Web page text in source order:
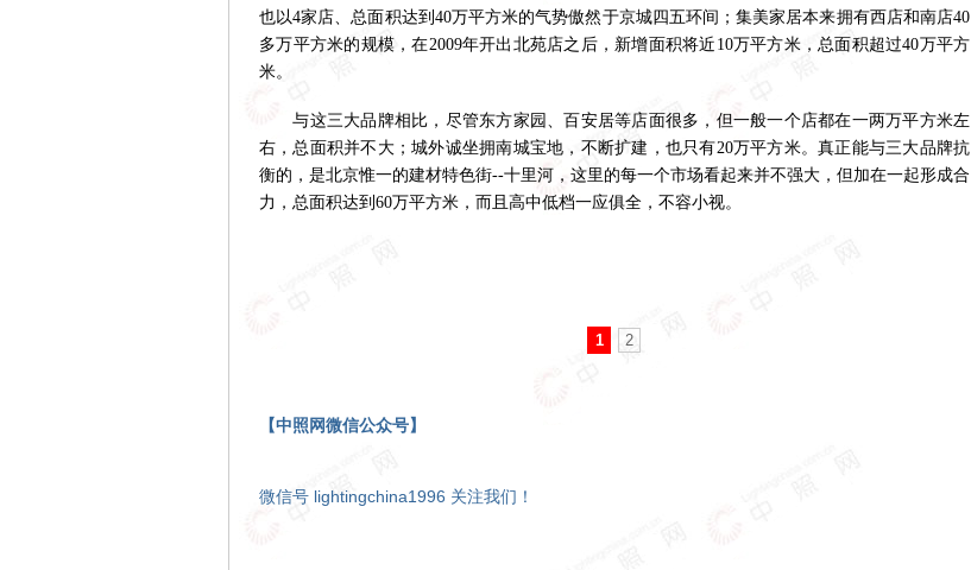
也以4家店、总面积达到40万平方米的气势傲然于京城四五环间；集美家居本来拥有西店和南店40
多万平方米的规模，在2009年开出北苑店之后，新增面积将近10万平方米，总面积超过40万平方
米。
与这三大品牌相比，尽管东方家园、百安居等店面很多，但一般一个店都在一两万平方米左
右，总面积并不大；城外诚坐拥南城宝地，不断扩建，也只有20万平方米。真正能与三大品牌抗
衡的，是北京惟一的建材特色街--十里河，这里的每一个市场看起来并不强大，但加在一起形成合
力，总面积达到60万平方米，而且高中低档一应俱全，不容小视。
1 2
【中照网微信公众号】
微信号 lightingchina1996 关注我们！